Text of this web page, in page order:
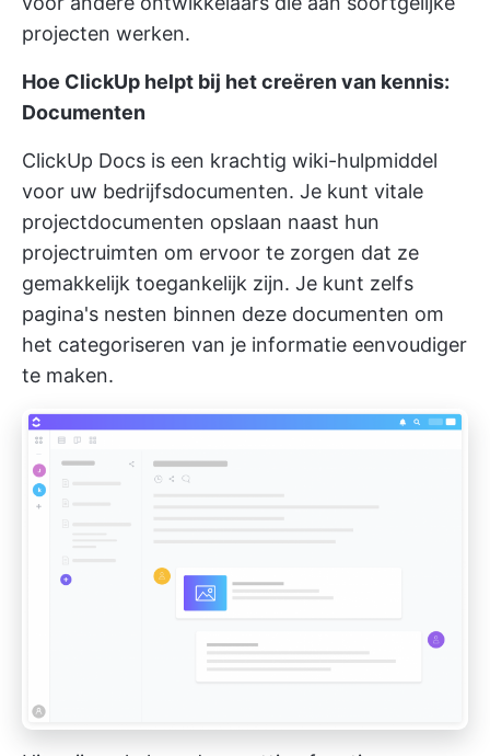
projecten werken.
Hoe ClickUp helpt bij het creëren van kennis:
Documenten
ClickUp Docs is een krachtig wiki-hulpmiddel
voor uw bedrijfsdocumenten. Je kunt vitale
projectdocumenten opslaan naast hun
projectruimten om ervoor te zorgen dat ze
gemakkelijk toegankelijk zijn. Je kunt zelfs
pagina's nesten binnen deze documenten om
het categoriseren van je informatie eenvoudiger
te maken.